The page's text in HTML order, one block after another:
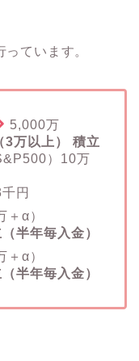
ています。
5,000万
万以上） 積立
）10万
円
α）
半年毎入金）
α）
半年毎入金）